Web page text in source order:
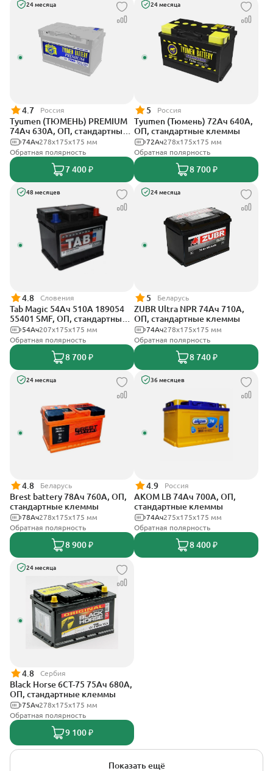
24 месяца
4.7 Россия
Tyumen (ТЮМЕНЬ) PREMIUM
74Ач 630А, ОП, стандартные
клеммы278х175х175 мм
74Ач
Обратная полярность
7 400 ₽
24 месяца
5 Россия
Tyumen (Тюмень) 72Ач 640А,
ОП, стандартные клеммы
278х175х175 мм
72Ач
Обратная полярность
8 700 ₽
48 месяцев
4.8 Словения
Tab Magic 54Ач 510А 189054
55401 SMF, ОП, стандартные
клеммы207x175x175 мм
54Ач
Обратная полярность
8 700 ₽
24 месяца
5 Беларусь
ZUBR Ultra NPR 74Ач 710А,
ОП, стандартные клеммы
278х175х175 мм
74Ач
Обратная полярность
8 740 ₽
24 месяца
4.8 Беларусь
Brest battery 78Ач 760А, ОП,
стандартные клеммы
278х175х175 мм
78Ач
Обратная полярность
8 900 ₽
36 месяцев
4.9 Россия
АКОМ LB 74Ач 700А, ОП,
стандартные клеммы
275x175x175 мм
74Ач
Обратная полярность
8 400 ₽
24 месяца
4.8 Сербия
Black Horse 6СТ-75 75Ач 680А,
ОП, стандартные клеммы
278х175х175 мм
75Ач
Обратная полярность
9 100 ₽
Показать ещё